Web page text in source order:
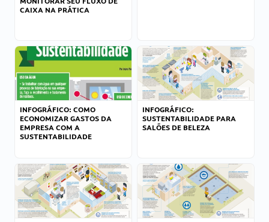
CAIXA NA PRÁTICA
INFOGRÁFICO: COMO
ECONOMIZAR GASTOS DA
EMPRESA COM A
SUSTENTABILIDADE
INFOGRÁFICO:
SUSTENTABILIDADE PARA
SALÕES DE BELEZA